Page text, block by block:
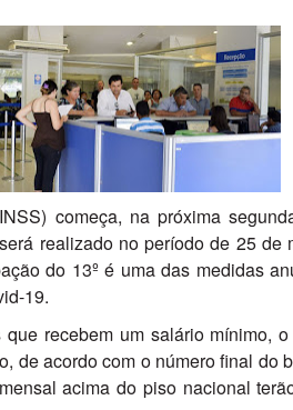
começa, na próxima
realizado no período de 25 de
do 13º é uma das medidas
19.
recebem um salário mínimo,
de acordo com o número final do
acima do piso nacional